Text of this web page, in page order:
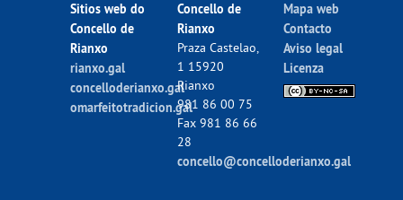
Sitios web do
Concello de
Rianxo
rianxo.gal
concelloderianxo.gal
omarfeitotradicion.gal
Concello de
Rianxo
Praza Castelao,
1 15920
Rianxo
981 86 00 75
Fax 981 86 66
28
concello@concelloderianxo.gal
Mapa web
Contacto
Aviso legal
Licenza